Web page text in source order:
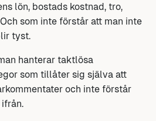
lön, bostads kostnad, tro,
som inte förstår att man inte
tyst.
hanterar taktlösa
som tillåter sig själva att
och inte förstår